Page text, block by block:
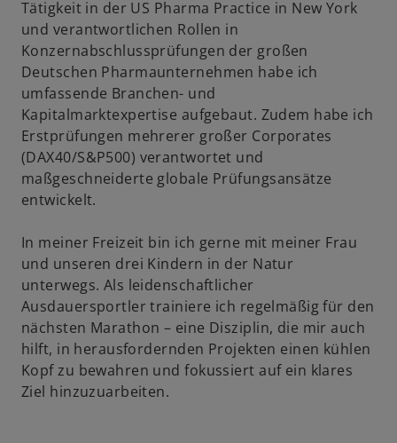
Tätigkeit in der US Pharma Practice in New York
und verantwortlichen Rollen in
Konzernabschlussprüfungen der großen
Deutschen Pharmaunternehmen habe ich
umfassende Branchen- und
Kapitalmarktexpertise aufgebaut. Zudem habe ich
Erstprüfungen mehrerer großer Corporates
(DAX40/S&P500) verantwortet und
maßgeschneiderte globale Prüfungsansätze
entwickelt.
In meiner Freizeit bin ich gerne mit meiner Frau
und unseren drei Kindern in der Natur
unterwegs. Als leidenschaftlicher
Ausdauersportler trainiere ich regelmäßig für den
nächsten Marathon – eine Disziplin, die mir auch
hilft, in herausfordernden Projekten einen kühlen
Kopf zu bewahren und fokussiert auf ein klares
Ziel hinzuzuarbeiten.